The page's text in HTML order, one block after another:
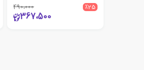
٪25 490،000
367،500